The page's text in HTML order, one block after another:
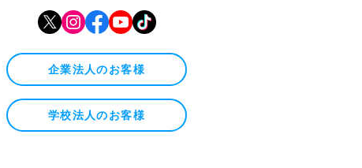
企業法人のお客様
学校法人のお客様